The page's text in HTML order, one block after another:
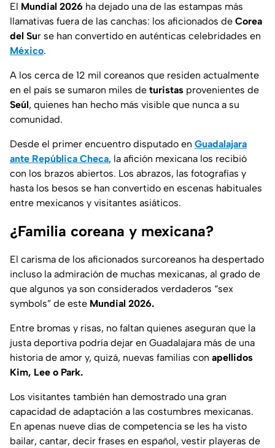
El Mundial 2026 ha dejado una de las estampas más
llamativas fuera de las canchas: los aficionados de Corea
del Sur se han convertido en auténticas celebridades en
México.
A los cerca de 12 mil coreanos que residen actualmente
en el país se sumaron miles de turistas provenientes de
Seúl, quienes han hecho más visible que nunca a su
comunidad.
Desde el primer encuentro disputado en Guadalajara
ante República Checa, la afición mexicana los recibió
con los brazos abiertos. Los abrazos, las fotografías y
hasta los besos se han convertido en escenas habituales
entre mexicanos y visitantes asiáticos.
¿Familia coreana y mexicana?
El carisma de los aficionados surcoreanos ha despertado
incluso la admiración de muchas mexicanas, al grado de
que algunos ya son considerados verdaderos “sex
symbols” de este Mundial 2026.
Entre bromas y risas, no faltan quienes aseguran que la
justa deportiva podría dejar en Guadalajara más de una
historia de amor y, quizá, nuevas familias con apellidos
Kim, Lee o Park.
Los visitantes también han demostrado una gran
capacidad de adaptación a las costumbres mexicanas.
En apenas nueve días de competencia se les ha visto
bailar, cantar, decir frases en español, vestir playeras de